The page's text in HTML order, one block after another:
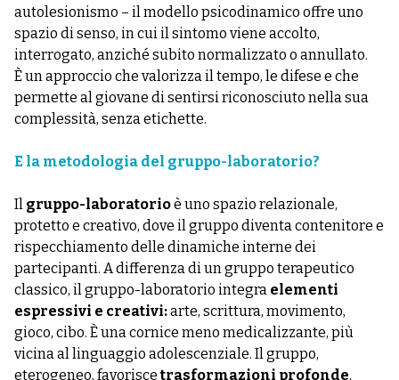
autolesionismo – il modello psicodinamico offre uno
spazio di senso, in cui il sintomo viene accolto,
interrogato, anziché subito normalizzato o annullato.
È un approccio che valorizza il tempo, le difese e che
permette al giovane di sentirsi riconosciuto nella sua
complessità, senza etichette.
E la metodologia del gruppo-laboratorio?
Il gruppo-laboratorioè uno spazio relazionale,
protetto e creativo, dove il gruppo diventa contenitore e
rispecchiamento delle dinamiche interne dei
partecipanti. A differenza di un gruppo terapeutico
classico, il gruppo-laboratorio integra elementi
espressivi e creativi:arte, scrittura, movimento,
gioco, cibo. È una cornice meno medicalizzante, più
vicina al linguaggio adolescenziale. Il gruppo,
eterogeneo, favoriscetrasformazioni profonde,